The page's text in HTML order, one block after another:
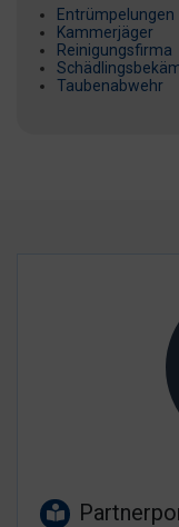
Entrümpelungen
Kammerjäger
Reinigungsfirma
Taubenabwehr